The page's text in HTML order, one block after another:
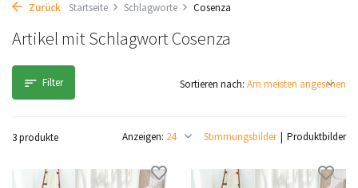
Zurück Startseite Schlagworte Cosenza
Artikel mit Schlagwort Cosenza
Filter
3 produkte Stimmungsbilder Produktbilder
Anzeigen:
Sortieren nach: